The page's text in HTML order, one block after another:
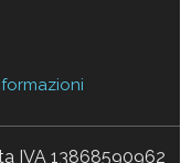
IVA 13868590962